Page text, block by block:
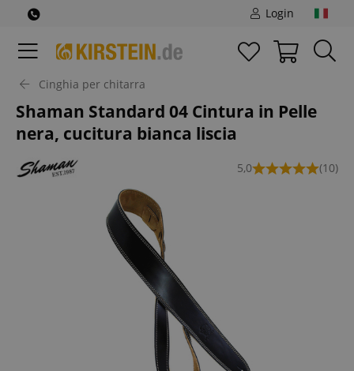
Login
Cinghia per chitarra
Shaman Standard 04 Cintura in Pelle
nera, cucitura bianca liscia
5,0 (10)